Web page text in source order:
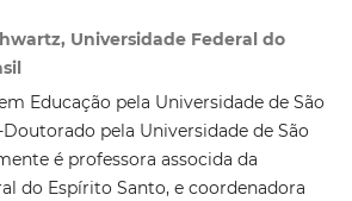
Universidade Federal do
Educação pela Universidade de São
pela Universidade de São
é professora associda da
do Espírito Santo, e coordenadora